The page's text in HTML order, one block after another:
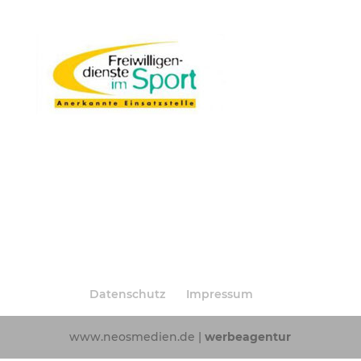
Datenschutz Impressum
www.neosmedien.de |werbeagentur